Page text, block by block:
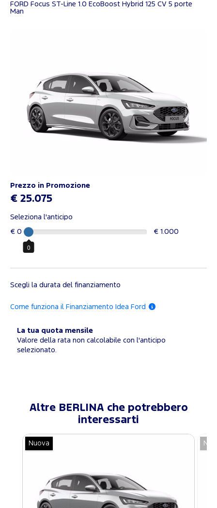
FORD Focus ST-Line 1.0 EcoBoost Hybrid 125 CV 5 porte
Man
Prezzo in Promozione
€ 25.075
Seleziona l'anticipo
€ 0
0
€ 1.000
Scegli la durata del finanziamento
Come funziona il Finanziamento Idea Ford
La tua quota mensile
Valore della rata non calcolabile con l'anticipo
selezionato.
Altre BERLINA che potrebbero
interessarti
Nuova